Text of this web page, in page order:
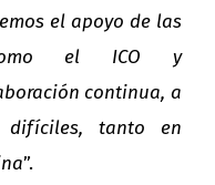
el apoyo de las
como el ICO y
continua, a
difíciles, tanto en
”.